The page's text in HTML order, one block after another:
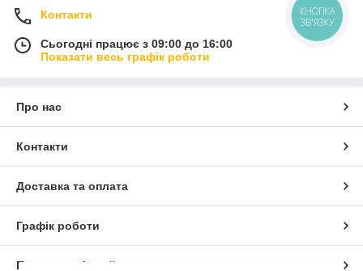
Контакти
Сьогодні працює з 09:00 до 16:00
Показати весь графік роботи
Про нас
Контакти
Доставка та оплата
Графік роботи
Повна версія сайту
КНОПКА
ЗВ'ЯЗКУ